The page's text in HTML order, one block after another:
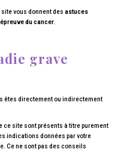
vous donnent des astuces
du cancer.
grave
êtes directement ou indirectement
site sont présents à titre purement
indications données par votre
Ce ne sont pas des conseils